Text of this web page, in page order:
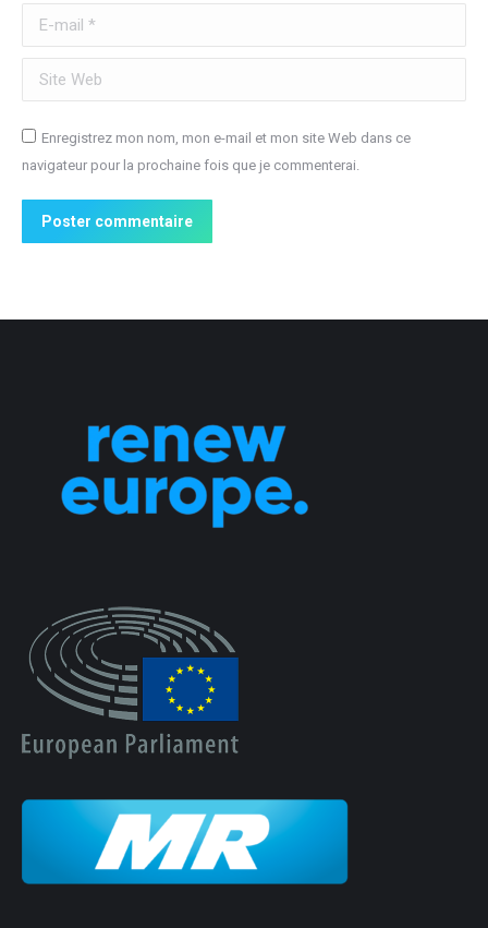
E-mail *
Site Web
Enregistrez mon nom, mon e-mail et mon site Web dans ce
navigateur pour la prochaine fois que je commenterai.
Poster commentaire